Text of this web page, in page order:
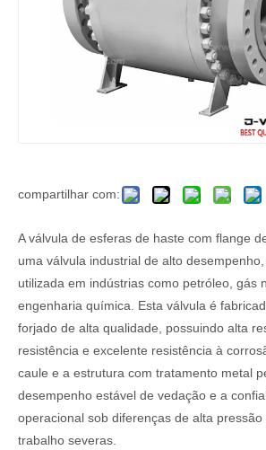
compartilhar com:
A válvula de esferas de haste com flange
uma válvula industrial de alto
utilizada em indústrias como petróleo, gás
engenharia química. Esta válvula é
forjado de alta qualidade, possuindo alta
resistência e excelente resistência à
caule e a estrutura com tratamento metal
desempenho estável de vedação e a
operacional sob diferenças de alta pressão
trabalho severas.